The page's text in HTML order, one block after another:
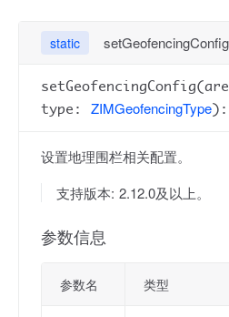
static setGeofencingConfig
type: ZIMGeofencingType):
设置地理围栏相关配置。
支持版本: 2.12.0及以上。
参数信息
参数名 类型